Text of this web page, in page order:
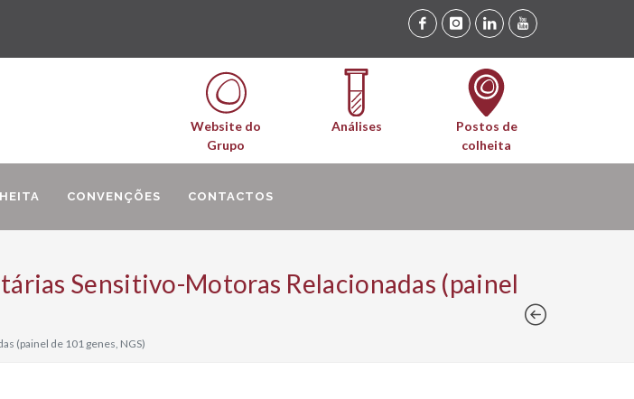
Website do
Grupo
Análises
Postos de
colheita
CONVENÇÕES CONTACTOS
Sensitivo-Motoras Relacionadas (painel
(painel de 101 genes, NGS)